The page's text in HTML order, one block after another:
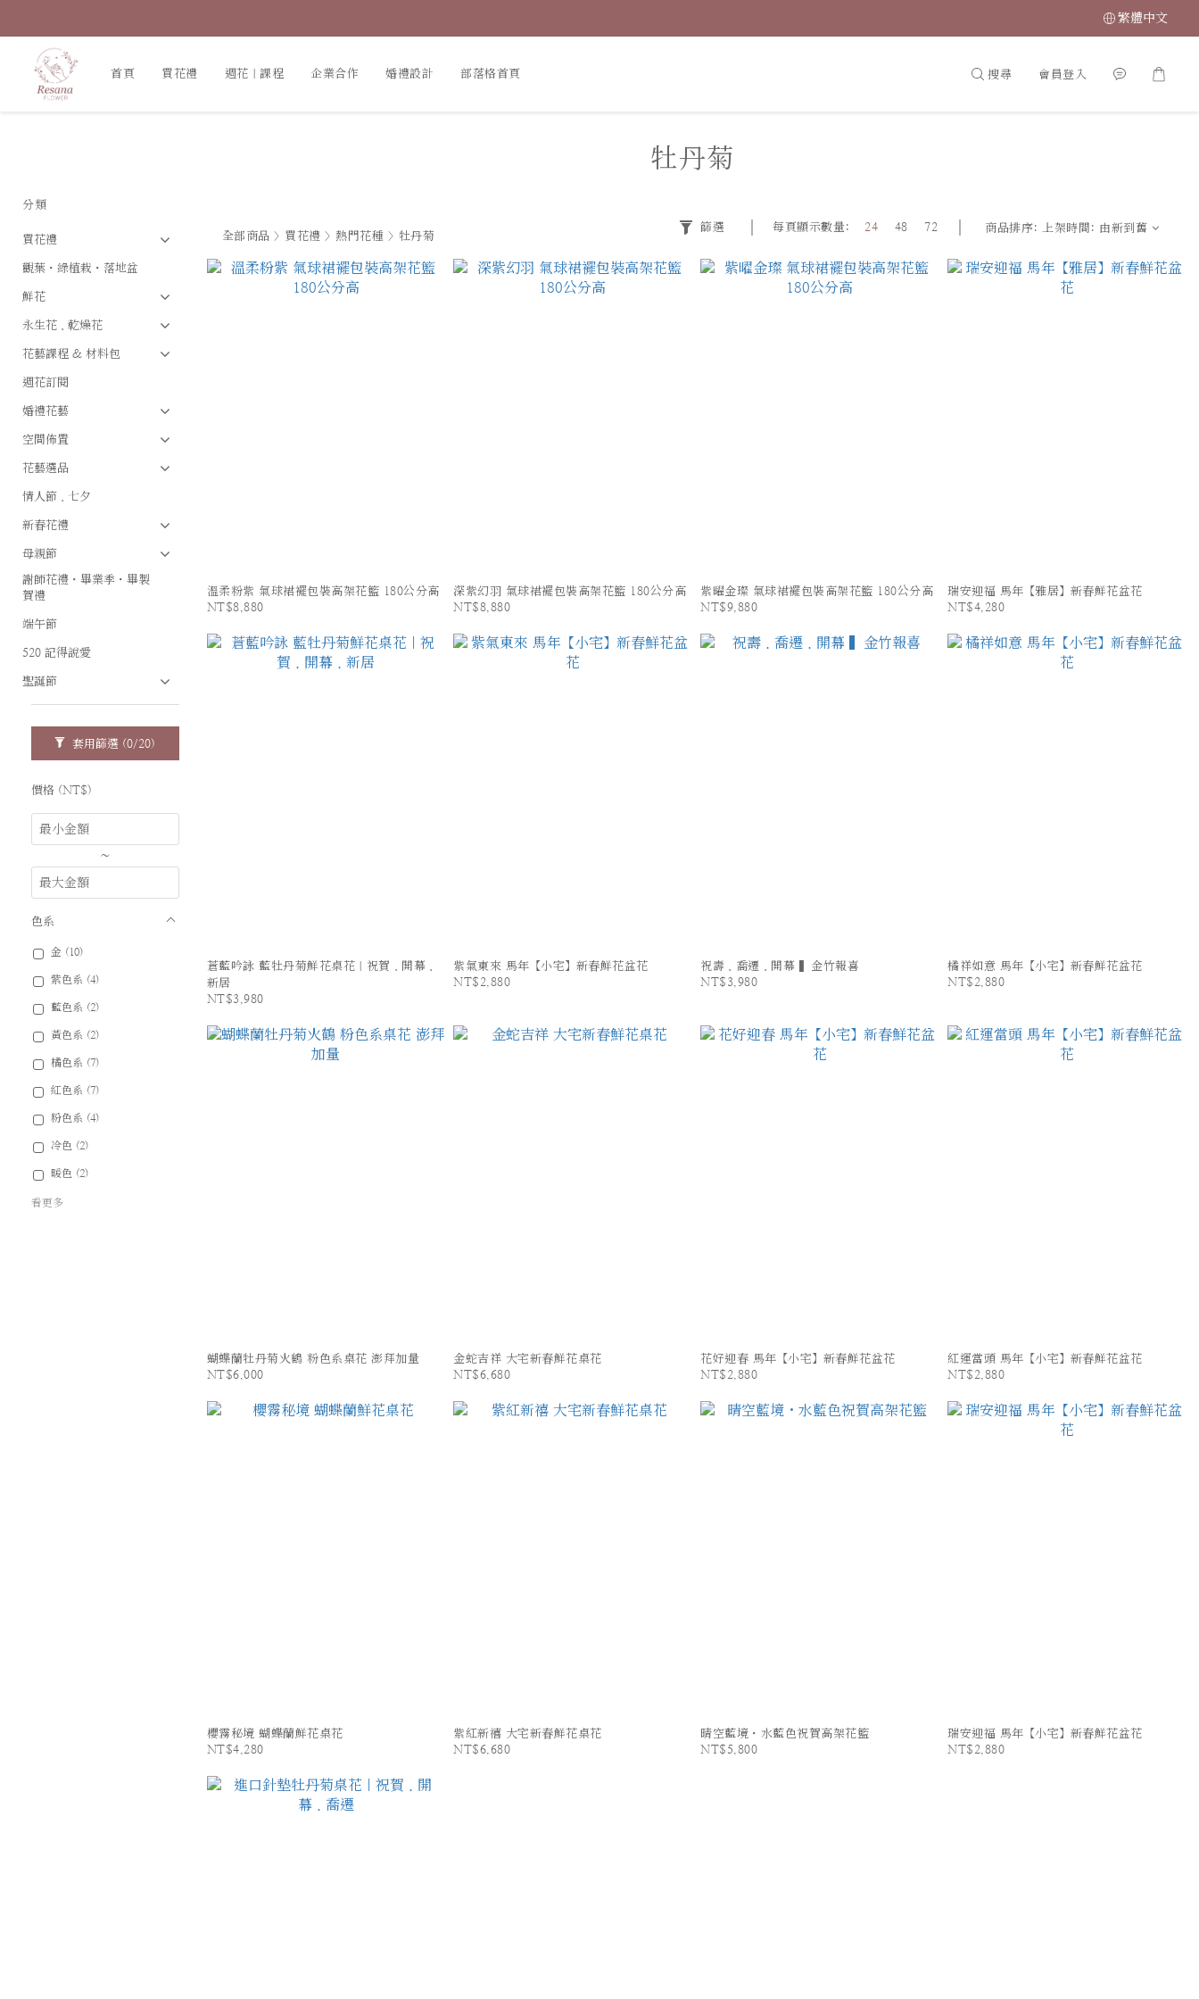
繁體中文
首頁 買花禮 週花｜課程 企業合作 婚禮設計 部落格首頁 搜尋 會員登入
分類
買花禮
觀葉・綠植栽・落地盆
鮮花
永生花．乾燥花
花藝課程 & 材料包
週花訂閱
婚禮花藝
空間佈置
花藝選品
情人節．七夕
新春花禮
母親節
謝師花禮・畢業季・畢製
賀禮
端午節
520 記得說愛
聖誕節
套用篩選 (0/20)
價格 (NT$)
~
色系
金 (10)
紫色系 (4)
藍色系 (2)
黃色系 (2)
橘色系 (7)
紅色系 (7)
粉色系 (4)
冷色 (2)
暖色 (2)
看更多
牡丹菊
全部商品 > 買花禮 >熱門花種 > 牡丹菊
篩選 每頁顯示數量: 24 48 72 商品排序: 上架時間: 由新到舊
溫柔粉紫 氣球裙襬包裝高架花籃 180公分高
NT$8,880
深紫幻羽 氣球裙襬包裝高架花籃 180公分高
NT$8,880
紫曜金璨 氣球裙襬包裝高架花籃 180公分高
NT$9,880
瑞安迎福 馬年【雅居】新春鮮花盆花
NT$4,280
蒼藍吟詠 藍牡丹菊鮮花桌花｜祝賀．開幕．
新居
NT$3,980
紫氣東來 馬年【小宅】新春鮮花盆花
NT$2,880
祝壽．喬遷．開幕 ▍金竹報喜
NT$3,980
橘祥如意 馬年【小宅】新春鮮花盆花
NT$2,880
蝴蝶蘭牡丹菊火鶴 粉色系桌花 澎拜加量
NT$6,000
金蛇吉祥 大宅新春鮮花桌花
NT$6,680
花好迎春 馬年【小宅】新春鮮花盆花
NT$2,880
紅運當頭 馬年【小宅】新春鮮花盆花
NT$2,880
櫻霧秘境 蝴蝶蘭鮮花桌花
NT$4,280
紫紅新禧 大宅新春鮮花桌花
NT$6,680
晴空藍境・水藍色祝賀高架花籃
NT$5,800
瑞安迎福 馬年【小宅】新春鮮花盆花
NT$2,880